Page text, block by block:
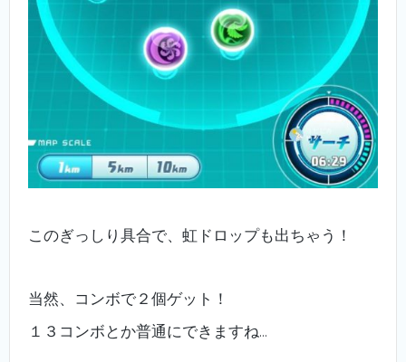
このぎっしり具合で、虹ドロップも出ちゃう！
当然、コンボで２個ゲット！
１３コンボとか普通にできますね…